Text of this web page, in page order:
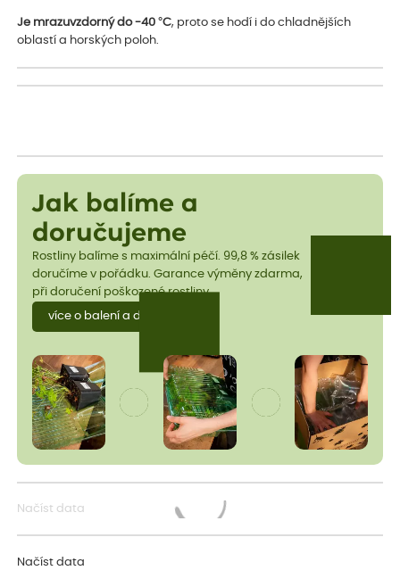
Je mrazuvzdorný do -40 °C, proto se hodí i do chladnějších
oblastí a horských poloh.
Jak balíme a
doručujeme
Rostliny balíme s maximální péčí. 99,8 % zásilek
doručíme v pořádku. Garance výměny zdarma,
při doručení poškozené rostliny.
více o balení a dopravě
Načíst data
Načíst data